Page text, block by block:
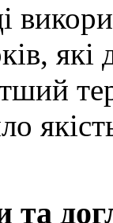
та